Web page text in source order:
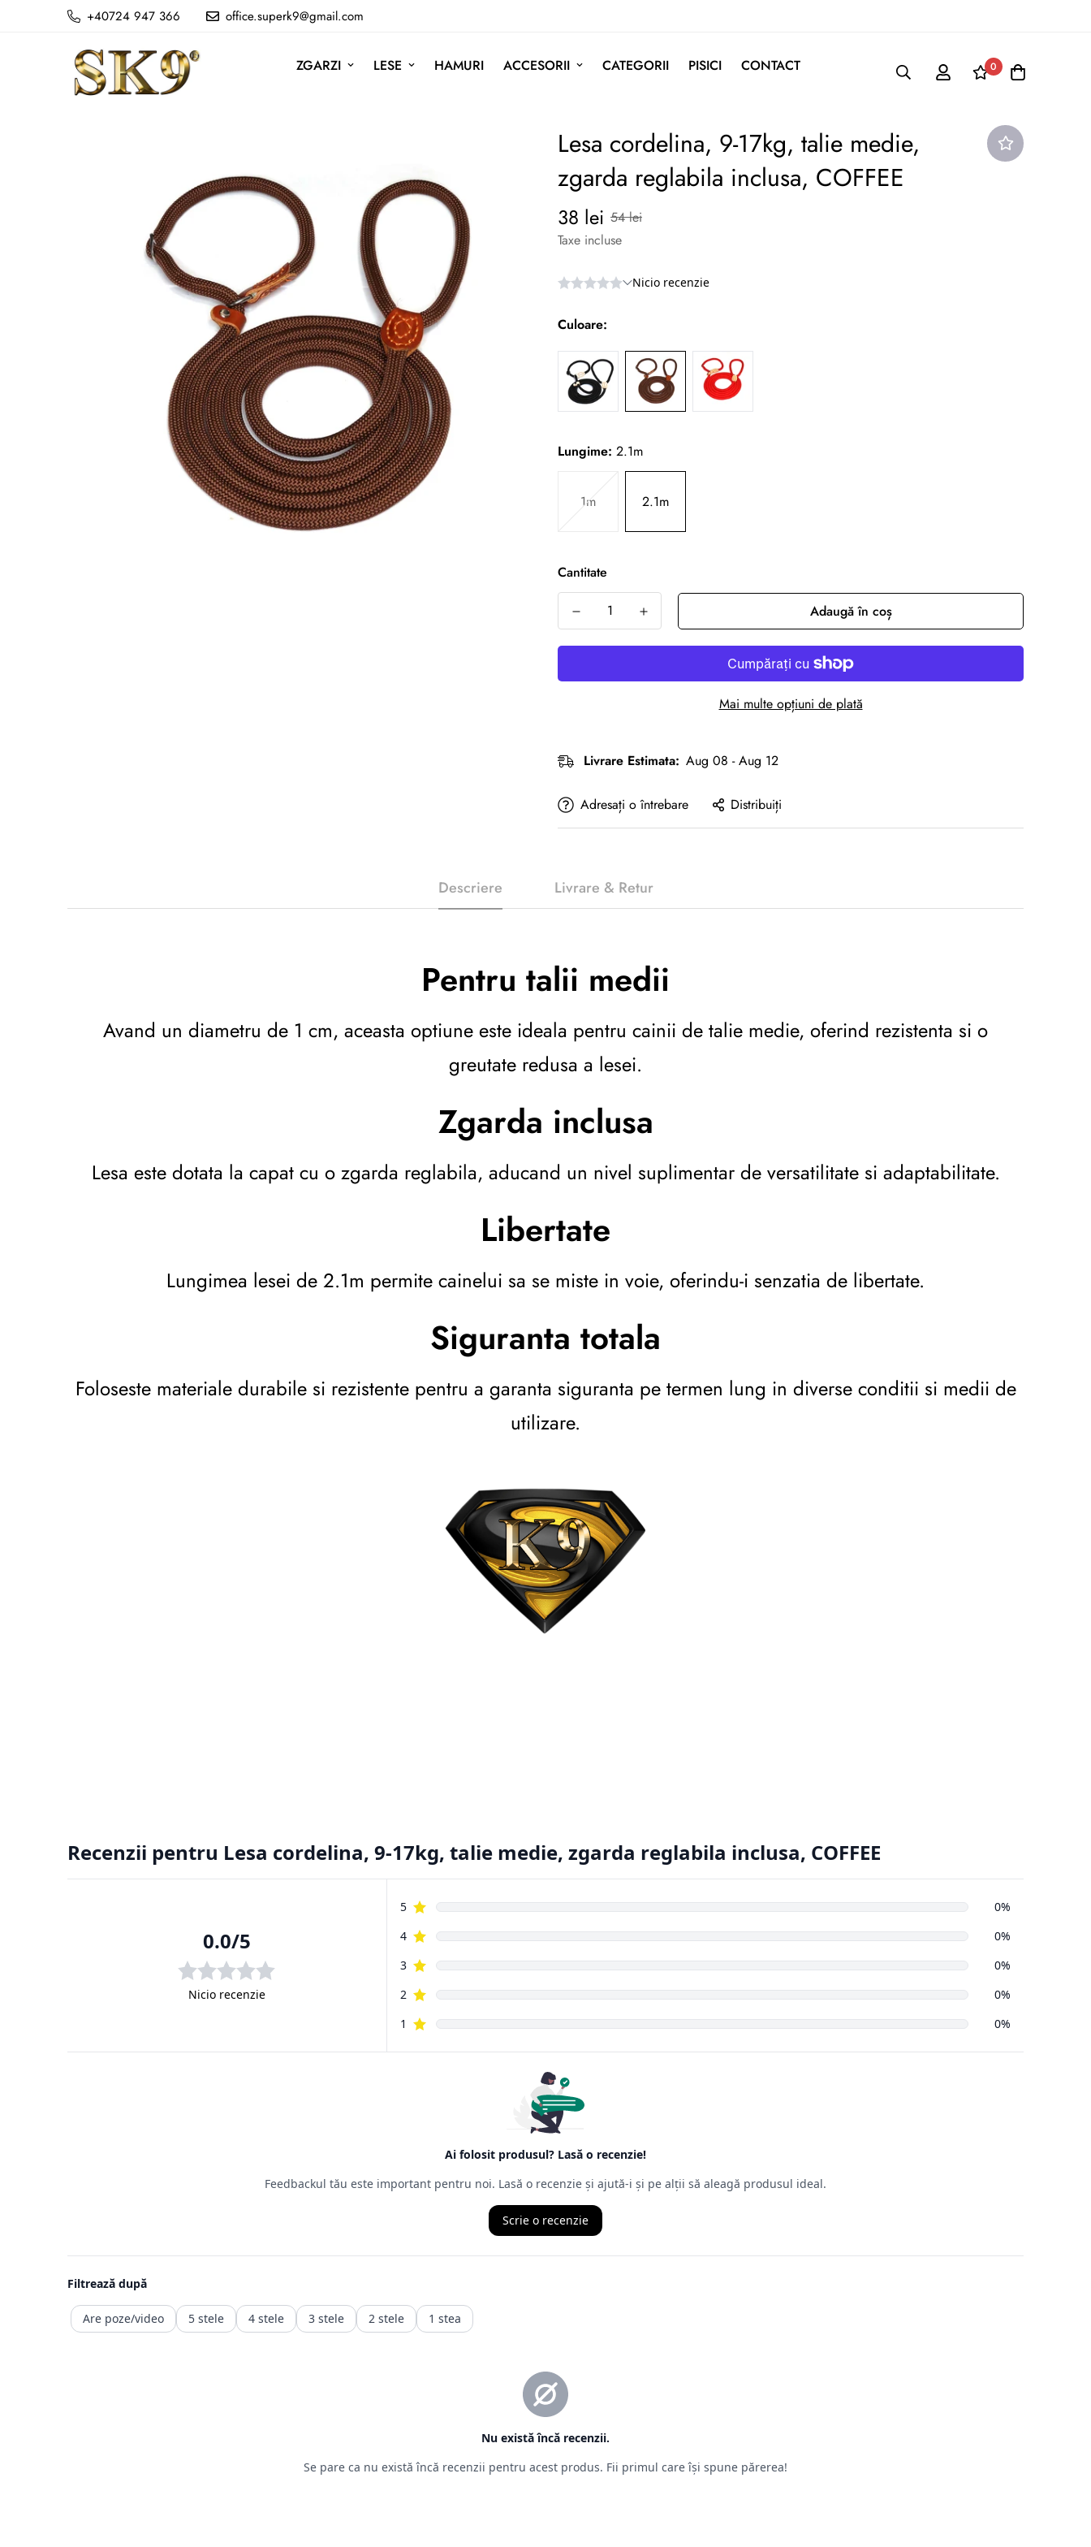
+40724 947 366 office.superk9@gmail.com
ZGARZI LESE HAMURI ACCESORII CATEGORII PISICI CONTACT 0
Lesa cordelina, 9-17kg, talie medie,
zgarda reglabila inclusa, COFFEE
Preț
redus
38 lei
Preț
normal
54 lei
Taxe incluse
Culoare:
Lungime: 2.1m
1m 2.1m
Cantitate
Adaugă în coș
Mai multe opțiuni de plată
Livrare Estimata: Aug 08 - Aug 12
Adresați o întrebare Distribuiți
Descriere Livrare & Retur
Pentru talii medii
Avand un diametru de 1 cm, aceasta optiune este ideala pentru cainii de talie medie, oferind rezistenta si o
greutate redusa a lesei.
Zgarda inclusa
Lesa este dotata la capat cu o zgarda reglabila, aducand un nivel suplimentar de versatilitate si adaptabilitate.
Libertate
Lungimea lesei de 2.1m permite cainelui sa se miste in voie, oferindu-i senzatia de libertate.
Siguranta totala
Foloseste materiale durabile si rezistente pentru a garanta siguranta pe termen lung in diverse conditii si medii de
utilizare.